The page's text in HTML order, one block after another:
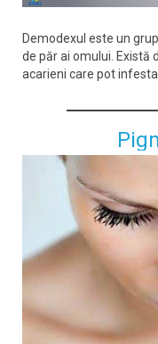
Demodexul este un
de păr ai omului. Există
acarieni care pot